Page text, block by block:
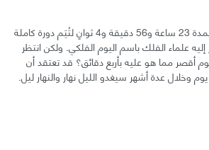
في الحقيقة تحتاج الأرض لمدة 23 ساعة و56 دقيقة و4 ثوانٍ لتُتِم دورة كاملة
علماء الفلك باسم اليوم الفلكي. ولكن انتظر
أقصر مما هو عليه بأربع دقائق؟ قد تعتقد أن
وخلال عدة أشهر سيغدو الليل نهار والنهار ليل.